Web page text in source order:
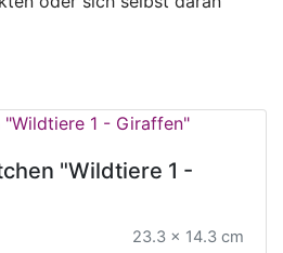
"Wildtiere 1 -
23.3 x 14.3 cm